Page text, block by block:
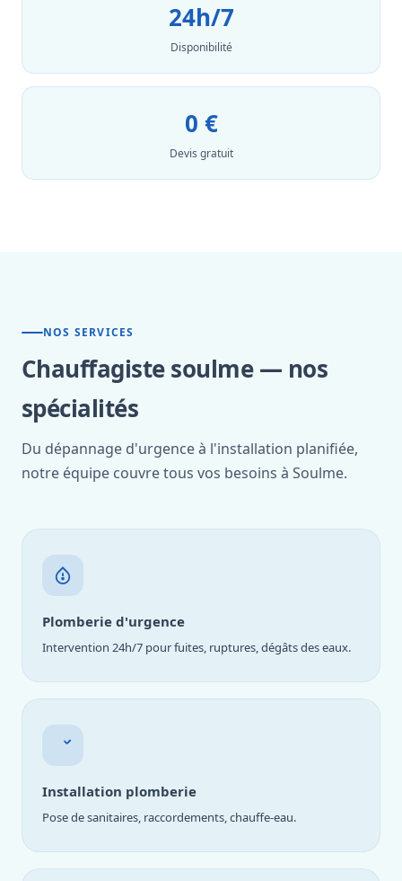
24h/7
Disponibilité
0 €
Devis gratuit
NOS SERVICES
Chauffagiste soulme — nos
spécialités
Du dépannage d'urgence à l'installation planifiée,
notre équipe couvre tous vos besoins à Soulme.
Plomberie d'urgence
Intervention 24h/7 pour fuites, ruptures, dégâts des eaux.
Installation plomberie
Pose de sanitaires, raccordements, chauffe-eau.